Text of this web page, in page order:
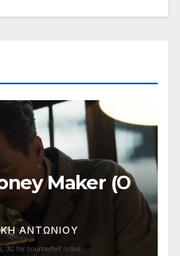
Maker (Ο
ΑΝΤΩΝΊΟΥ